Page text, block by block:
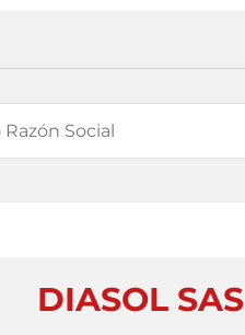
DIASOL SAS